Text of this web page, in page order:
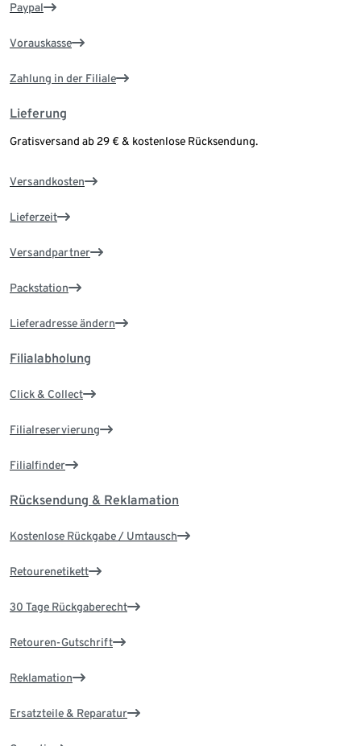
Paypal
Vorauskasse
Zahlung in der Filiale
Lieferung
Gratisversand ab 29 € & kostenlose Rücksendung.
Versandkosten
Lieferzeit
Versandpartner
Packstation
Lieferadresse ändern
Filialabholung
Click & Collect
Filialreservierung
Filialfinder
Rücksendung & Reklamation
Kostenlose Rückgabe / Umtausch
Retourenetikett
30 Tage Rückgaberecht
Retouren-Gutschrift
Reklamation
Ersatzteile & Reparatur